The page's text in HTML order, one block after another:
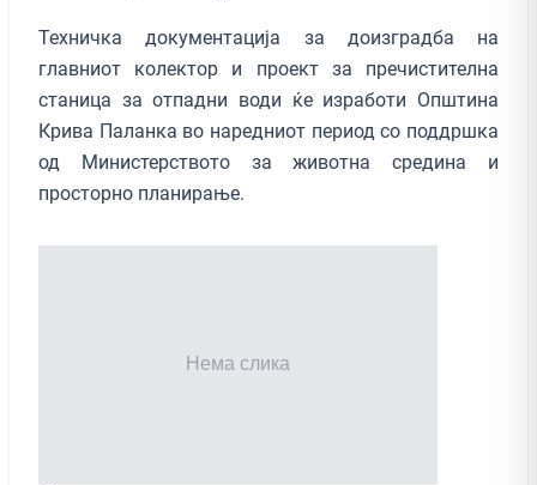
Техничка документација за доизградба на
главниот колектор и проект за пречистителна
станица за отпадни води ќе изработи Општина
Крива Паланка во наредниот период со поддршка
од Министерството за животна средина и
просторно планирање.